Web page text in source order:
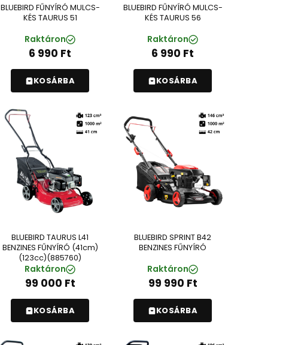
BLUEBIRD FŰNYÍRÓ MULCS-
KÉS TAURUS 51
Raktáron
6 990 Ft
KOSÁRBA
BLUEBIRD FŰNYÍRÓ MULCS-
KÉS TAURUS 56
Raktáron
6 990 Ft
KOSÁRBA
BLUEBIRD TAURUS L41
BENZINES FŰNYÍRÓ (41cm)
(123cc)(885760)
Raktáron
99 000 Ft
KOSÁRBA
BLUEBIRD SPRINT B42
BENZINES FŰNYÍRÓ
Raktáron
99 990 Ft
KOSÁRBA